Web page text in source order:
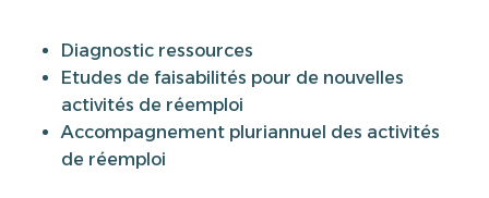
Diagnostic ressources
Etudes de faisabilités pour de nouvelles
activités de réemploi
Accompagnement pluriannuel des activités
de réemploi